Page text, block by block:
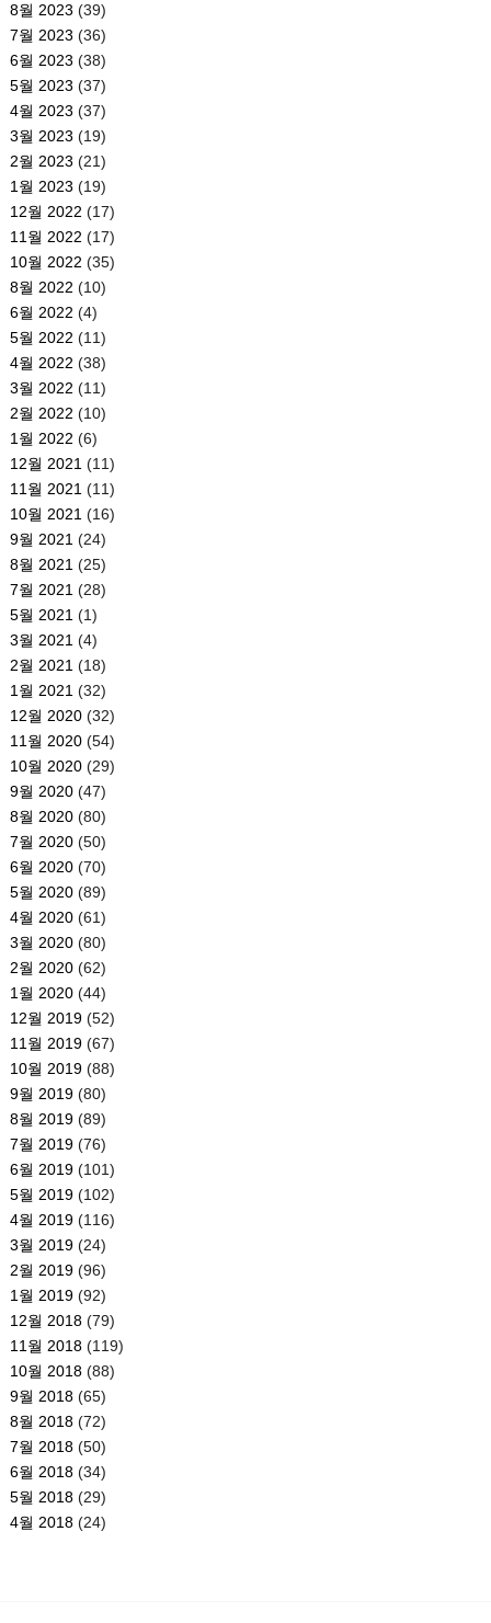
8월 2023 (39)
7월 2023 (36)
6월 2023 (38)
5월 2023 (37)
4월 2023 (37)
3월 2023 (19)
2월 2023 (21)
1월 2023 (19)
12월 2022 (17)
11월 2022 (17)
10월 2022 (35)
8월 2022 (10)
6월 2022 (4)
5월 2022 (11)
4월 2022 (38)
3월 2022 (11)
2월 2022 (10)
1월 2022 (6)
12월 2021 (11)
11월 2021 (11)
10월 2021 (16)
9월 2021 (24)
8월 2021 (25)
7월 2021 (28)
5월 2021 (1)
3월 2021 (4)
2월 2021 (18)
1월 2021 (32)
12월 2020(32)
11월 2020(54)
10월 2020(29)
9월 2020(47)
8월 2020(80)
7월 2020(50)
6월 2020(70)
5월 2020(89)
4월 2020(61)
3월 2020(80)
2월 2020(62)
1월 2020(44)
12월 2019(52)
11월 2019(67)
10월 2019(88)
9월 2019(80)
8월 2019(89)
7월 2019(76)
6월 2019(101)
5월 2019(102)
4월 2019(116)
3월 2019(24)
2월 2019(96)
1월 2019(92)
12월 2018(79)
11월 2018(119)
10월 2018(88)
9월 2018(65)
8월 2018(72)
7월 2018(50)
6월 2018(34)
5월 2018(29)
4월 2018(24)